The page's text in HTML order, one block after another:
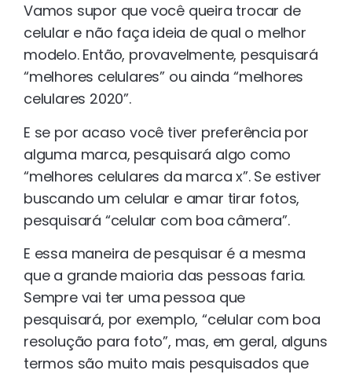
Vamos supor que você queira trocar de
celular e não faça ideia de qual o melhor
modelo. Então, provavelmente, pesquisará
“melhores celulares” ou ainda “melhores
celulares 2020”.
E se por acaso você tiver preferência por
alguma marca, pesquisará algo como
“melhores celulares da marca x”. Se estiver
buscando um celular e amar tirar fotos,
pesquisará “celular com boa câmera”.
E essa maneira de pesquisar é a mesma
que a grande maioria das pessoas faria.
Sempre vai ter uma pessoa que
pesquisará, por exemplo, “celular com boa
resolução para foto”, mas, em geral, alguns
termos são muito mais pesquisados que